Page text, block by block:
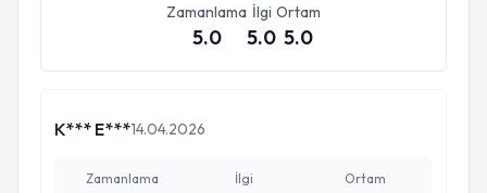
Zamanlama
5.0
İlgi
5.0
Ortam
5.0
K*** E***14.04.2026
Zamanlama İlgi Ortam